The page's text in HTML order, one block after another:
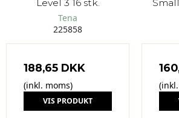
Level 3 16 stk.
Tena
225858
188,65 DKK
(inkl. moms)
VIS PRODUKT